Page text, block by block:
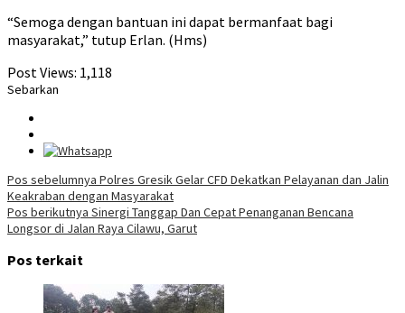
“Semoga dengan bantuan ini dapat bermanfaat bagi
masyarakat,” tutup Erlan. (Hms)
Post Views: 1,118
Sebarkan
Navigasi
pos
Pos sebelumnya Polres Gresik Gelar CFD Dekatkan Pelayanan dan Jalin
Keakraban dengan Masyarakat
Pos berikutnya Sinergi Tanggap Dan Cepat Penanganan Bencana
Longsor di Jalan Raya Cilawu, Garut
Pos terkait